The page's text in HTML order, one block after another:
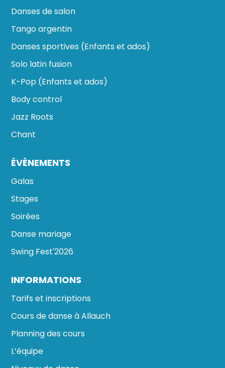
Danses de salon
Tango argentin
Danses sportives (Enfants et ados)
Solo latin fusion
K-Pop (Enfants et ados)
Body control
Jazz Roots
Chant
ÉVÈNEMENTS
Galas
Stages
Soirées
Danse mariage
Swing Fest'2026
INFORMATIONS
Tarifs et inscriptions
Cours de danse à Allauch
Planning des cours
L’équipe